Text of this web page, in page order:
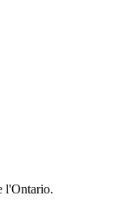
l'Ontario.